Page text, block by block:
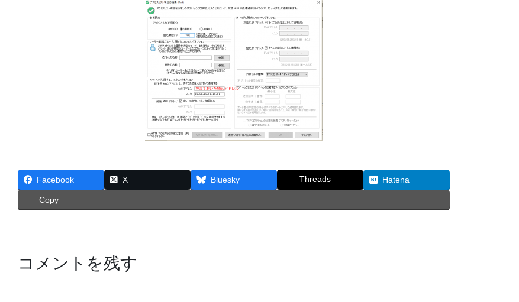
Facebook X Bluesky Threads Hatena
Copy
コメントを残す